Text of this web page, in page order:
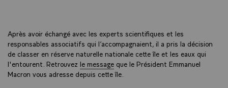
Après avoir échangé avec les experts scientifiques et les
responsables associatifs qui l’accompagnaient, il a pris la décision
de classer en réserve naturelle nationale cette île et les eaux qui
l'entourent. Retrouvez le message que le Président Emmanuel
Macron vous adresse depuis cette île.